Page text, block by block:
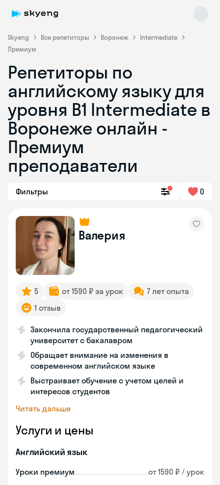
Skyeng Все репетиторы Воронеж
Intermediate
Премиум
Репетиторы по
английскому языку для
уровня B1 Intermediate в
Воронеже онлайн -
Премиум
преподаватели
Фильтры 0
Валерия
5 от 1590 ₽ за урок
7 лет опыта
1 отзыв
Закончила государственный педагогический
университет с бакалавром
Обращает внимание на изменения в
современном английском языке
Выстраивает обучение с учетом целей и
интересов студентов
Читать дальше
Услуги и цены
Английский язык
Уроки премиум от 1590 ₽ / урок
Skyeng Chat